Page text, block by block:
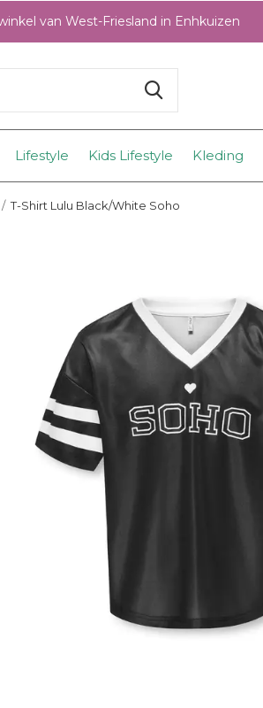
Lifestyle Kids Lifestyle Kleding
van West-Friesland in Enhkuizen
T-Shirt Lulu Black/White Soho